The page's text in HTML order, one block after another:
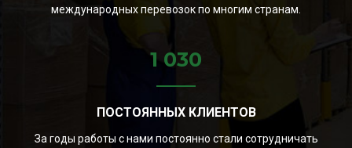
международных перевозок по многим странам.
1 030
ПОСТОЯННЫХ КЛИЕНТОВ
За годы работы с нами постоянно стали сотрудничать